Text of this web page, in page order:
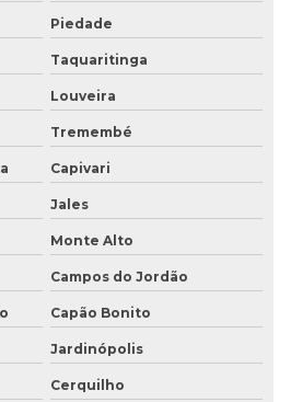
Piedade
Taquaritinga
Louveira
Tremembé
Capivari
Jales
Monte Alto
Campos do Jordão
Capão Bonito
Jardinópolis
Cerquilho